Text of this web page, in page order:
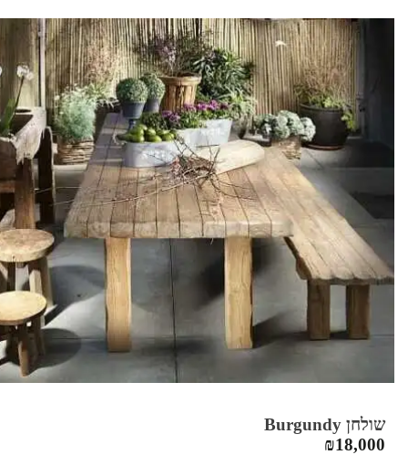
שולחן Burgundy
₪18,000